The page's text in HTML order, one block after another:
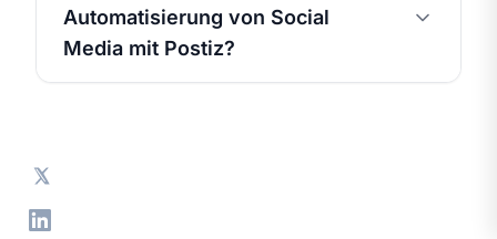
Automatisierung von Social
Media mit Postiz?